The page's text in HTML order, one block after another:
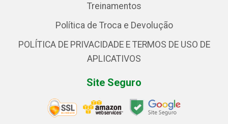
Treinamentos
Política de Troca e Devolução
POLÍTICA DE PRIVACIDADE E TERMOS DE USO DE
APLICATIVOS
Site Seguro